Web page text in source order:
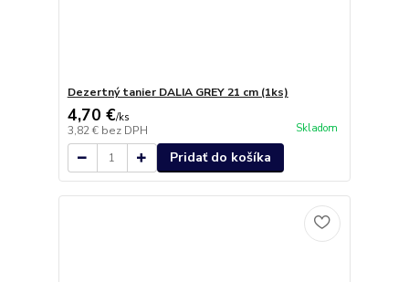
Dezertný tanier DALIA GREY 21 cm (1ks)
4,70 €/ks
3,82 € bez DPH Skladom
Pridať do košíka